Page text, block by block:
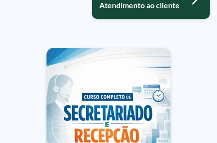
Atendimento ao cliente